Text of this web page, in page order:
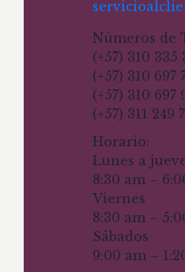
Números de
(+57) 310 335
(+57) 310 697
(+57) 310 697
(+57) 311 249
Horario:
Lunes a
8:30 am –
Viernes
8:30 am –
Sábados
9:00 am –